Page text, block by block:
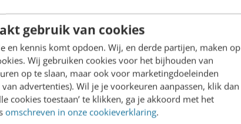
gebruik van cookies
en kennis komt opdoen. Wij, en derde partijen, maken op
Wij gebruiken cookies voor het bijhouden van
op te slaan, maar ook voor marketingdoeleinden
advertenties). Wil je je voorkeuren aanpassen, klik dan
cookies toestaan’ te klikken, ga je akkoord met het
omschreven in onze cookieverklaring.
in de e-mail:
biedt haar klanten regelmatig
Juist bij dit soort aanbiedingen speelt
is het product inmiddels uitverkocht?)